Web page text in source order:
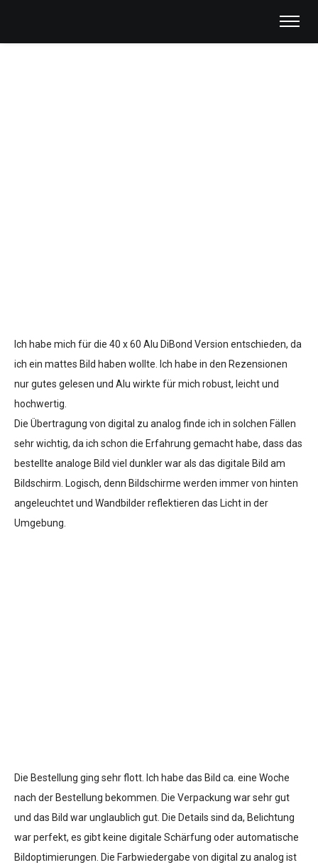
Ich habe mich für die 40 x 60 Alu DiBond Version entschieden, da
ich ein mattes Bild haben wollte. Ich habe in den Rezensionen
nur gutes gelesen und Alu wirkte für mich robust, leicht und
hochwertig.
Die Übertragung von digital zu analog finde ich in solchen Fällen
sehr wichtig, da ich schon die Erfahrung gemacht habe, dass das
bestellte analoge Bild viel dunkler war als das digitale Bild am
Bildschirm. Logisch, denn Bildschirme werden immer von hinten
angeleuchtet und Wandbilder reflektieren das Licht in der
Umgebung.
Die Bestellung ging sehr flott. Ich habe das Bild ca. eine Woche
nach der Bestellung bekommen. Die Verpackung war sehr gut
und das Bild war unglaublich gut. Die Details sind da, Belichtung
war perfekt, es gibt keine digitale Schärfung oder automatische
Bildoptimierungen. Die Farbwiedergabe von digital zu analog ist